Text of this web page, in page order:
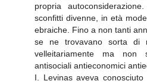
propria
sconfitti divenne, in età
ebraiche. Fino a non tanti
se ne trovavano sorta di
velleitariamente ma non
antisociali antieconomici
I. Levinas aveva